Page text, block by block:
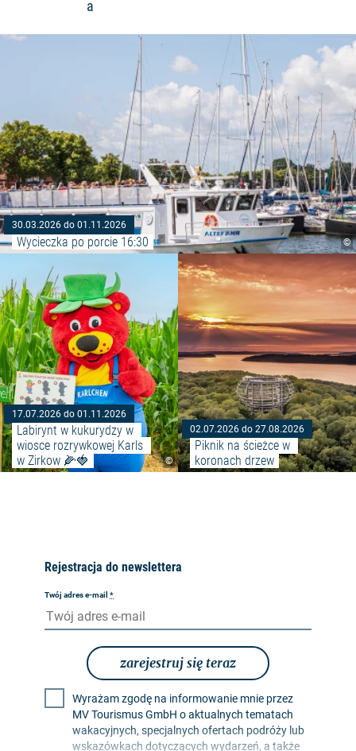
a
©
30.03.2026 do 01.11.2026
Wycieczka po porcie 16:30
©
17.07.2026 do 01.11.2026
Labirynt w kukurydzy w
wiosce rozrywkowej Karls
w Zirkow 🌽🍓
Czytaj więcej: "Labirynt w
02.07.2026 do 27.08.2026
Piknik na ścieżce w
koronach drzew
Rejestracja do newslettera
Twój adres e-mail *
zarejestruj się teraz
Wyrażam zgodę na informowanie mnie przez
MV Tourismus GmbH o aktualnych tematach
wakacyjnych, specjalnych ofertach podróży lub
wskazówkach dotyczących wydarzeń, a także